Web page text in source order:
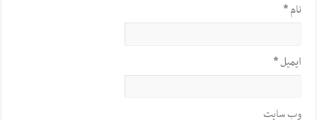
نام*
ایمیل*
وب‌ سایت